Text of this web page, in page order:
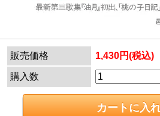
販売価格 1,430円(税込)
購入数